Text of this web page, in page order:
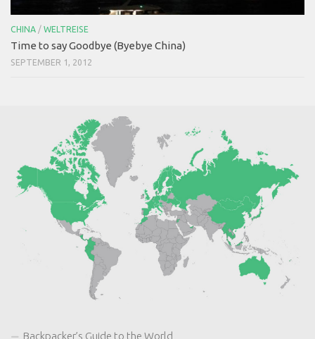
CHINA / WELTREISE
Time to say Goodbye (Byebye China)
SEPTEMBER 1, 2012
Backpacker’s Guide to the World